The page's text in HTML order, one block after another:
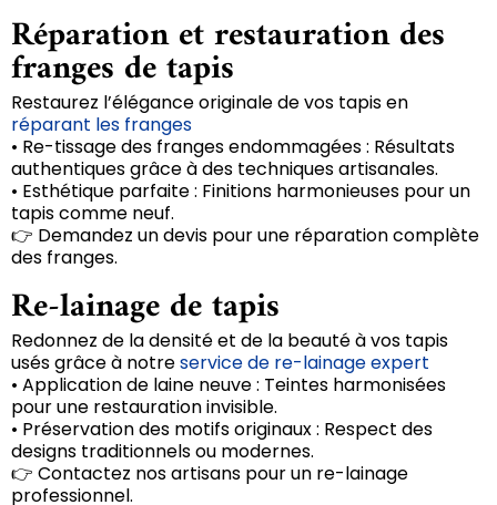
Réparation et restauration des
franges de tapis
Restaurez l’élégance originale de vos tapis en
réparant les franges
• Re-tissage des franges endommagées : Résultats
authentiques grâce à des techniques artisanales.
• Esthétique parfaite : Finitions harmonieuses pour un
tapis comme neuf.
👉 Demandez un devis pour une réparation complète
des franges.
Re-lainage de tapis
Redonnez de la densité et de la beauté à vos tapis
usés grâce à notreservice de re-lainage expert
• Application de laine neuve : Teintes harmonisées
pour une restauration invisible.
• Préservation des motifs originaux : Respect des
designs traditionnels ou modernes.
👉 Contactez nos artisans pour un re-lainage
professionnel.